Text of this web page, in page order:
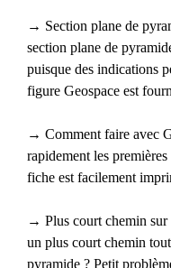
→ Section plane de
section plane de
puisque des indications
figure Geospace est
→ Comment faire avec
rapidement les
fiche est facilement
→ Plus court chemin
un plus court chemin
pyramide ? Petit